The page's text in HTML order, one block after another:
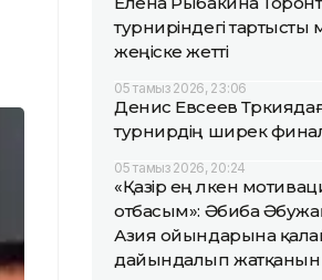
турниріндегі тартысты
жеңіске жетті
05 тамыз 2026, 23:06
Денис Евсеев
турнирдің ширек
05 тамыз 2026, 20:24
«Қазір ең үлкен
отбасым»: Әбиба
Азия ойындарына
дайындалып жатқанын